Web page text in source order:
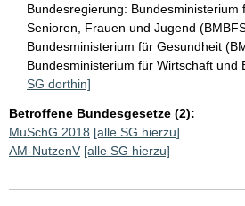
Bundesregierung: Bundesministerium
Senioren, Frauen und Jugend
Bundesministerium für Gesundheit
Bundesministerium für Wirtschaft und
SG dorthin]
Betroffene Bundesgesetze (2):
MuSchG 2018 [alle SG hierzu]
AM-NutzenV [alle SG hierzu]